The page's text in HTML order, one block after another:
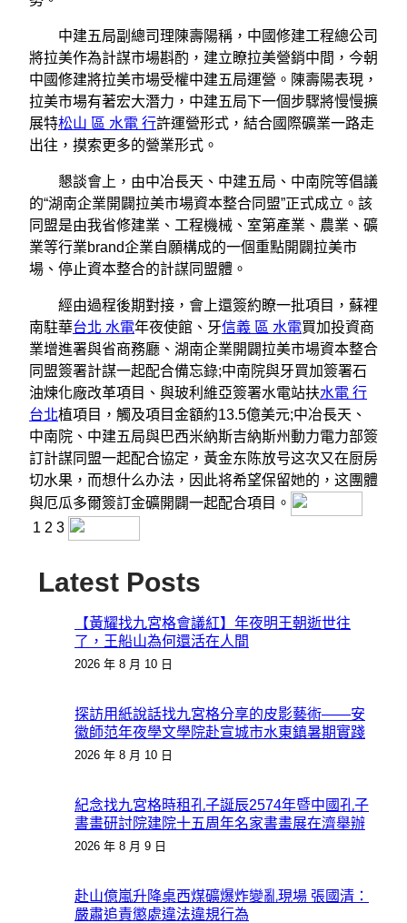
中建五局副總司理陳壽陽稱，中國修建工程總公司
將拉美作為計謀市場斟酌，建立瞭拉美營銷中間，今朝
中國修建將拉美市場受權中建五局運營。陳壽陽表現，
拉美市場有著宏大潛力，中建五局下一個步驟將慢慢擴
展特松山 區 水電 行許運營形式，結合國際礦業一路走
出往，摸索更多的營業形式。
懇談會上，由中冶長天、中建五局、中南院等倡議
的“湖南企業開闢拉美市場資本整合同盟”正式成立。該
同盟是由我省修建業、工程機械、室第產業、農業、礦
業等行業brand企業自願構成的一個重點開闢拉美市
場、停止資本整合的計謀同盟體。
經由過程後期對接，會上還簽約瞭一批項目，蘇裡
南駐華台北 水電年夜使館、牙信義 區 水電買加投資商
業增進署與省商務廳、湖南企業開闢拉美市場資本整合
同盟簽署計謀一起配合備忘錄;中南院與牙買加簽署石
油煉化廠改革項目、與玻利維亞簽署水電站扶水電 行
台北植項目，觸及項目金額約13.5億美元;中冶長天、
中南院、中建五局與巴西米納斯吉納斯州動力電力部簽
訂計謀同盟一起配合協定，黃金东陈放号这次又在厨房
切水果，而想什么办法，因此将希望保留她的，这團體
與厄瓜多爾簽訂金礦開闢一起配合項目。
1 2 3
Latest Posts
【黃耀找九宮格會議紅】年夜明王朝逝世往
了，王船山為何還活在人間
2026 年 8 月 10 日
探訪用紙說話找九宮格分享的皮影藝術——安
徽師范年夜學文學院赴宣城市水東鎮暑期實踐
2026 年 8 月 10 日
紀念找九宮格時租孔子誕辰2574年暨中國孔子
書畫研討院建院十五周年名家書畫展在濟舉辦
2026 年 8 月 9 日
赴山億嵐升降桌西煤礦爆炸變亂現場 張國清：
嚴肅追責懲處違法違規行為